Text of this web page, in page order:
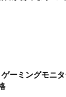
ーミングモニ